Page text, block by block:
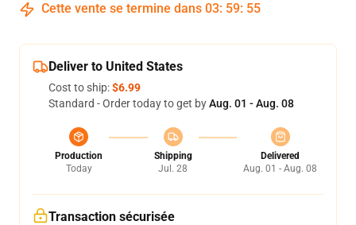
Cette vente se termine dans 03: 59: 54
Deliver to United States
Cost to ship:$6.99
Standard - Order today to get byAug. 01 - Aug. 08
Production
Today
Shipping
Jul. 28
Delivered
Aug. 01 - Aug. 08
Transaction sécurisée